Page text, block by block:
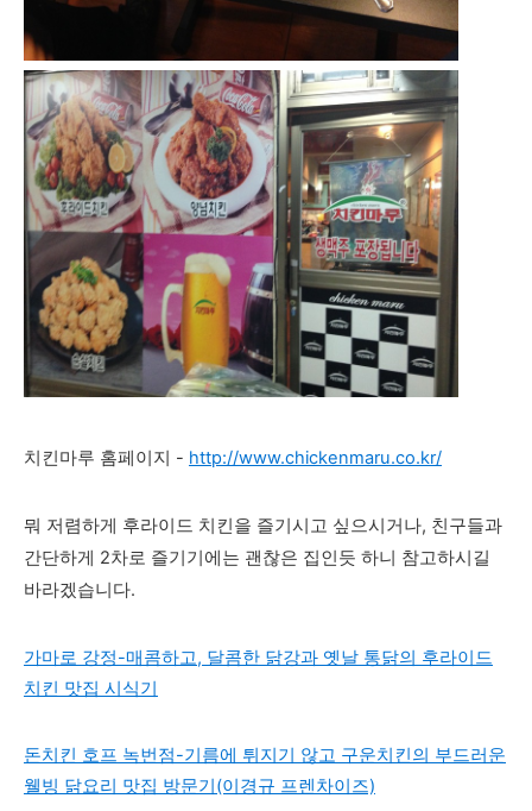
치킨마루 홈페이지 - http://www.chickenmaru.co.kr/
뭐 저렴하게 후라이드 치킨을 즐기시고 싶으시거나, 친구들과
간단하게 2차로 즐기기에는 괜찮은 집인듯 하니 참고하시길
바라겠습니다.
가마로 강정-매콤하고, 달콤한 닭강과 옛날 통닭의 후라이드
치킨 맛집 시식기
돈치킨 호프 녹번점-기름에 튀지기 않고 구운치킨의 부드러운
웰빙 닭요리 맛집 방문기(이경규 프렌차이즈)